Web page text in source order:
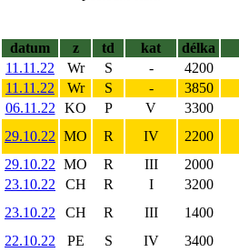
datum
z td kat délka
11.11.22
Wr S - 4200
11.11.22
Wr S - 3850
06.11.22
KO P V 3300
29.10.22 MO R IV 2200
29.10.22 MO R III 2000
23.10.22
CH R I 3200
23.10.22
CH R III 1400
22.10.22
PE S IV 3400